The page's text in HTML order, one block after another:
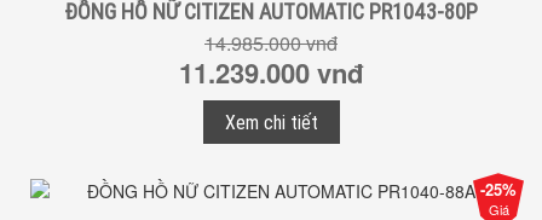
ĐỒNG HỒ NỮ CITIZEN AUTOMATIC PR1043-80P
14.985.000 vnđ
11.239.000 vnđ
Xem chi tiết
-25%
Giá